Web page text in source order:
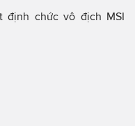
định chức vô địch MSI